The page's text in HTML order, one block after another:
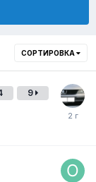
СОРТИРОВКА
9